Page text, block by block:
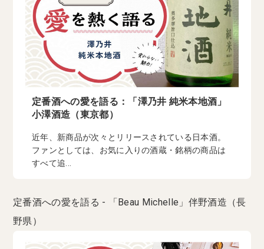
定番酒への愛を語る：「澤乃井 純米本地酒」
小澤酒造（東京都）
近年、新商品が次々とリリースされている日本酒。
ファンとしては、お気に入りの酒蔵・銘柄の商品は
すべて追...
定番酒への愛を語る - 「Beau Michelle」伴野酒造（長
野県）